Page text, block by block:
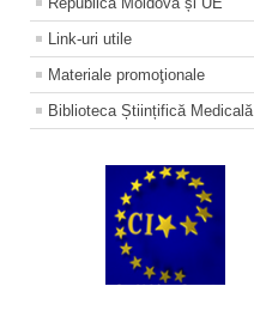
Link-uri utile
Materiale promoţionale
Biblioteca Științifică Medicală